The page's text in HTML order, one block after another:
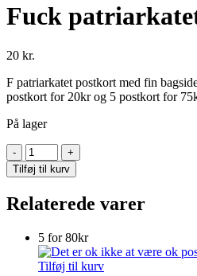
Fuck
20 kr.
F patriarkatet postkort med fin
postkort for 20kr og 5 postkort for
På lager
Fuck
patriarkatet
postkort
Tilføj til kurv
Relaterede varer
5 for 80kr
Tilføj til kurv